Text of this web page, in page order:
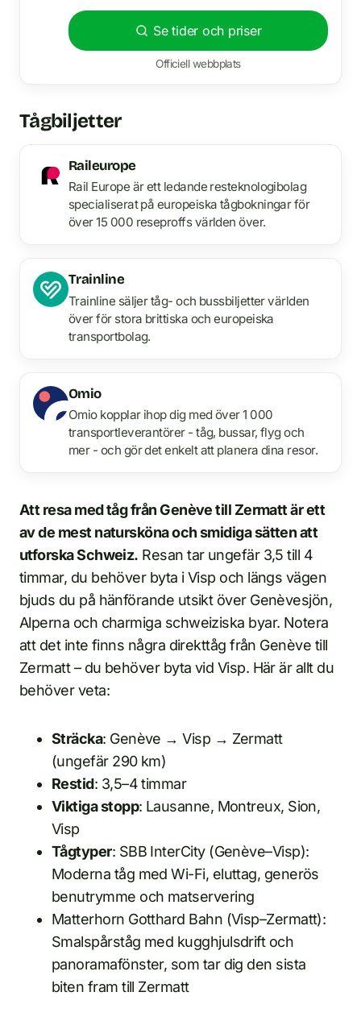
Se tider och priser
Officiell webbplats
Tågbiljetter
Raileurope
Rail Europe är ett ledande resteknologibolag
specialiserat på europeiska tågbokningar för
över 15 000 reseproffs världen över.
Trainline
Trainline säljer tåg- och bussbiljetter världen
över för stora brittiska och europeiska
transportbolag.
Omio
Omio kopplar ihop dig med över 1 000
transportleverantörer - tåg, bussar, flyg och
mer - och gör det enkelt att planera dina resor.
Att resa med tåg från Genève till Zermatt är ett
av de mest natursköna och smidiga sätten att
utforska Schweiz. Resan tar ungefär 3,5 till 4
timmar, du behöver byta i Visp och längs vägen
bjuds du på hänförande utsikt över Genèvesjön,
Alperna och charmiga schweiziska byar. Notera
att det inte finns några direkttåg från Genève till
Zermatt – du behöver byta vid Visp. Här är allt du
behöver veta:
Sträcka: Genève → Visp → Zermatt
(ungefär 290 km)
Restid: 3,5–4 timmar
Viktiga stopp: Lausanne, Montreux, Sion,
Visp
Tågtyper: SBB InterCity (Genève–Visp):
Moderna tåg med Wi-Fi, eluttag, generös
benutrymme och matservering
Matterhorn Gotthard Bahn (Visp–Zermatt):
Smalspårståg med kugghjulsdrift och
panoramafönster, som tar dig den sista
biten fram till Zermatt